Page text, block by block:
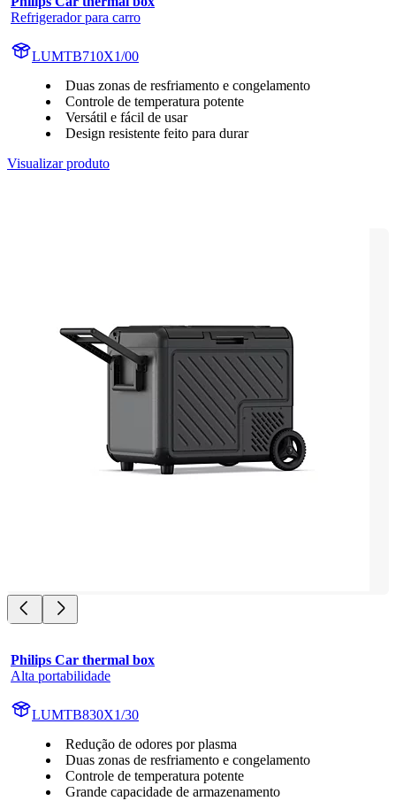
Refrigerador para carro
LUMTB710X1/00
Duas zonas de resfriamento e congelamento
Controle de temperatura potente
Versátil e fácil de usar
Design resistente feito para durar
Visualizar produto
Philips Car thermal box
Alta portabilidade
LUMTB830X1/30
Redução de odores por plasma
Duas zonas de resfriamento e congelamento
Controle de temperatura potente
Grande capacidade de armazenamento